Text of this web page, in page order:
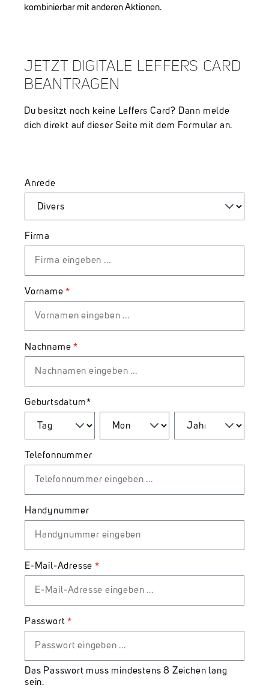
kombinierbar mit anderen Aktionen.
JETZT DIGITALE LEFFERS CARD
BEANTRAGEN
Du besitzt noch keine Leffers Card? Dann melde
dich direkt auf dieser Seite mit dem Formular an.
Persönliche Informationen
Anrede
Firma
Vorname*
Nachname*
Geburtsdatum*
Telefonnummer
Handynummer
E-Mail-Adresse *
Passwort*
Das Passwort muss mindestens 8 Zeichen lang
sein.